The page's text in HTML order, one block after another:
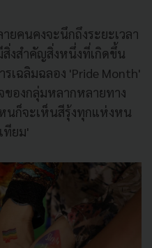
ยคนคงจะนึกถึงระยะเวลา
สิ่งสำคัญสิ่งหนึ่งที่เกิดขึ้น
เฉลิมฉลอง 'Pride Month'
องกลุ่มหลากหลายทาง
หนก็จะเห็นสีรุ้งทุกแห่งหน
ทียม'